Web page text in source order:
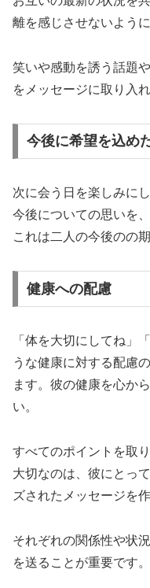
離を感じさせないよう
笑いや感動を誘う話題
をメッセージに取り入
今後に希望を込め
次に会う日を楽しみに
今後についての思いを
これは二人の今後のの
健康への配慮
「体を大切にしてね」
うな健康に対する配慮
ます。彼の健康を心か
い。
すべてのポイントを取
大切なのは、彼にとっ
ズされたメッセージを
それぞれの関係性や状
を送ることが重要です。